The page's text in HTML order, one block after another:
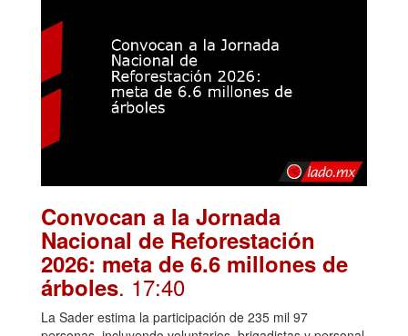
Convocan a la Jornada
Nacional de Reforestación
2026: meta de 6.6 millones de
árboles. 17:40
La Sader estima la participación de 235 mil 97